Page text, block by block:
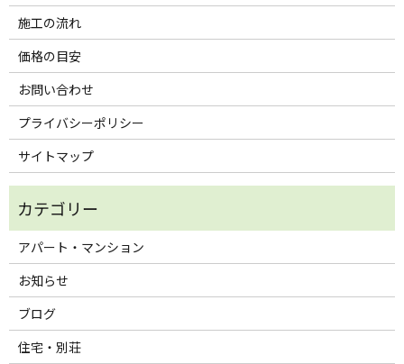
施工の流れ
価格の目安
お問い合わせ
プライバシーポリシー
サイトマップ
アパート・マンション
お知らせ
ブログ
住宅・別荘